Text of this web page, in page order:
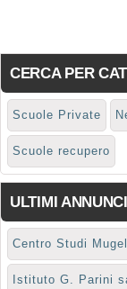
CERCA PER
Scuole Private
Scuole recupero
ULTIMI ANNUNCI
Centro Studi
Istituto G. Parini